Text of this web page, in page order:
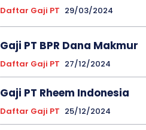
Daftar Gaji PT 29/03/2024
Gaji PT BPR Dana Makmur
Daftar Gaji PT 27/12/2024
Gaji PT Rheem Indonesia
Daftar Gaji PT 25/12/2024